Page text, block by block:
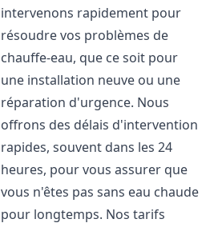
intervenons rapidement pour
résoudre vos problèmes de
chauffe-eau, que ce soit pour
une installation neuve ou une
réparation d'urgence. Nous
offrons des délais d'intervention
rapides, souvent dans les 24
heures, pour vous assurer que
vous n'êtes pas sans eau chaude
pour longtemps. Nos tarifs